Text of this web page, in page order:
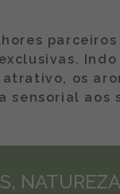
os
sensorial aos